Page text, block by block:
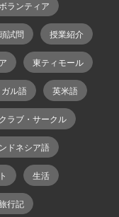
ランティア
試問 授業紹介
東ティモール
ル語 英米語
クラブ・サークル
ドネシア語
生活
行記